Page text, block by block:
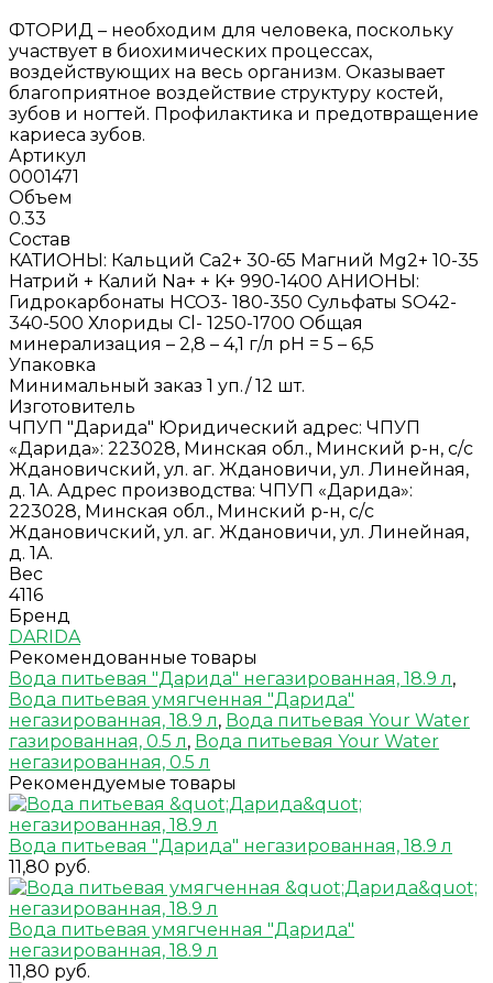
ФТОРИД – необходим для человека, поскольку
участвует в биохимических процессах,
воздействующих на весь организм. Оказывает
благоприятное воздействие структуру костей,
зубов и ногтей. Профилактика и предотвращение
кариеса зубов.
Артикул
0001471
Объем
0.33
Состав
КАТИОНЫ: Кальций Ca2+ 30-65 Магний Mg2+ 10-35
Натрий + Калий Na+ + K+ 990-1400 АНИОНЫ:
Гидрокарбонаты HСО3- 180-350 Сульфаты SO42-
340-500 Хлориды Cl- 1250-1700 Общая
минерализация – 2,8 – 4,1 г/л рН = 5 – 6,5
Упаковка
Минимальный заказ 1 уп./ 12 шт.
Изготовитель
ЧПУП "Дарида" Юридический адрес: ЧПУП
«Дарида»: 223028, Минская обл., Минский р-н, с/с
Ждановичский, ул. аг. Ждановичи, ул. Линейная,
д. 1А. Адрес производства: ЧПУП «Дарида»:
223028, Минская обл., Минский р-н, с/с
Ждановичский, ул. аг. Ждановичи, ул. Линейная,
д. 1А.
Вес
4116
Бренд
DARIDA
Рекомендованные товары
Вода питьевая "Дарида" негазированная, 18.9 л,
Вода питьевая умягченная "Дарида"
негазированная, 18.9 л, Вода питьевая Your Water
газированная, 0.5 л, Вода питьевая Your Water
негазированная, 0.5 л
Рекомендуемые товары
Вода питьевая "Дарида" негазированная, 18.9 л
11,80 руб.
Вода питьевая умягченная "Дарида"
негазированная, 18.9 л
11,80 руб.